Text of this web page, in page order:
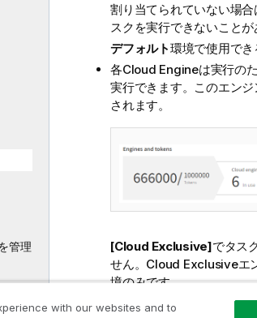
管理
割り当てられていない場
スクを実行できないことが
デフォルト環境で使用で
各Cloud Engineは実行の
実行できます。このエン
されます。
[Cloud Exclusive]でタス
せん。Cloud Exclusiveエ
境のみです。
あるCloud Engineで3つの
with our websites and to